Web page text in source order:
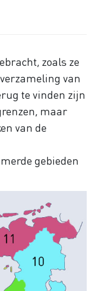
zoals ze
van
te vinden zijn
maar
van de
gebieden